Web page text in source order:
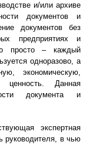
и/или архиве
документов и
документов без
предприятиях и
просто – каждый
одноразово, а
экономическую,
ценность. Данная
документа и
экспертная
руководителя, в чью